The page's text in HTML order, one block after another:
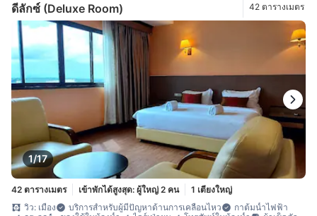
ดีลักซ์ (Deluxe Room) 42 ตารางเมตร
1/17
42 ตารางเมตร เข้าพักได้สูงสุด: ผู้ใหญ่ 2 คน
1 เตียงใหญ่
วิว: เมือง
บริการสำหรับผู้มีปัญหาด้านการเคลื่อนไหว
กาต้มน้ำไฟฟ้า